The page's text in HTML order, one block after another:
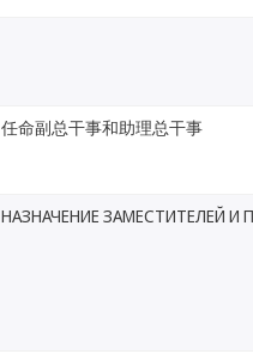
任命副总干事和助理总干事
НАЗНАЧЕНИЕ ЗАМЕСТИТЕЛЕЙ